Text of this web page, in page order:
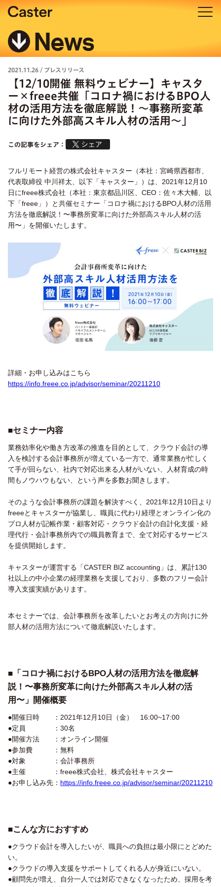
News
2021.11.26 / プレスリリース
【12/10開催 無料ウェビナー】キャスタ
ー×freee共催「コロナ禍におけるBPO人
材の活用方法を徹底解説！〜事務所変革
に向けた外部高スキル人材の活用〜」
この記事をシェア：
フルリモート経営の株式会社キャスター（本社：宮崎県西都市、
代表取締役 中川祥太、以下「キャスター」）は、2021年12月10
日にfreee株式会社（本社：東京都品川区、CEO：佐々木大輔、以
下「freee」）と共催セミナー「コロナ禍におけるBPO人材の活用
方法を徹底解説！〜事務所変革に向けた外部高スキル人材の活
用〜」を開催いたします。
詳細・お申し込みはこちら
https://info.freee.co.jp/advisor/seminar/20211210
■セミナー内容
業務効率化や働き方改革の推進を目的として、クラウド会計の導
入を検討する会計事務所が増えている一方で、通常業務が忙しく
て手が回らない、社内で対応出来る人材がいない、人材育成の時
間もノウハウもない、という声を多数お聞きします。
そのような会計事務所の課題を解決すべく、2021年12月10日より
freeeとキャスターが協業し、職員に代わり経理とオンライン化の
プロ人材が記帳作業・顧客対応・クラウド会計の自計化支援・経
理代行・会計事務所内での職員教育まで、全て対応するサービス
を提供開始します。
キャスターが運営する「CASTER BIZ accounting」は、累計130
社以上の中小企業の経理業務を支援しており、多数のフリー会計
導入支援実績があります。
本セミナーでは、会計事務所を改革したいとお考えの方向けに外
部人材の活用方法について徹底解説いたします。
■ 「コロナ禍におけるBPO人材の活用方法を徹底解
説！〜事務所変革に向けた外部高スキル人材の活
用〜」開催概要
●開催日時 ：2021年12月10日（金） 16:00~17:00
●定員 ：30名
●開催方法 ：オンライン開催
●参加費 ：無料
●対象 ：会計事務所
●主催 ：freee株式会社、株式会社キャスター
●お申し込み先： https://info.freee.co.jp/advisor/seminar/20211210
■こんな方におすすめ
●クラウド会計を導入したいが、職員への負担は最小限にとどめた
い。
●クラウドの導入支援をサポートしてくれる人が身近にいない。
●顧問先が増え、自分一人では対応できなくなったため、採用を考